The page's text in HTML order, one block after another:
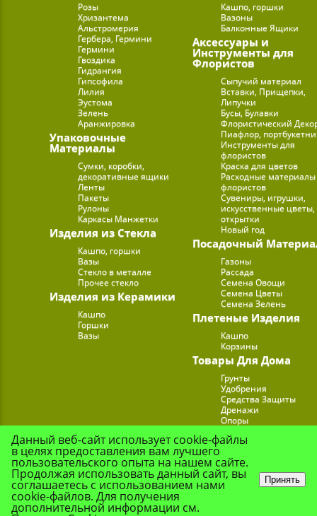
Розы
Хризантема
Альстромерия
Гербера, Гермини
Гермини
Гвоздика
Гидрангия
Гипсофила
Лилия
Эустома
Зелень
Аранжировка
Упаковочные
Материалы
Сумки, коробки,
декоративные ящики
Ленты
Пакеты
Рулоны
Каркасы Манжетки
Изделия из Стекла
Кашпо, горшки
Вазы
Стекло в металле
Прочее стекло
Изделия из Керамики
Кашпо
Горшки
Вазы
Кашпо, горшки
Вазоны
Балконные Ящики
Аксессуары и
Инструменты для
Флористов
Сыпучий материал
Вставки, Прищепки,
Липучки
Бусы, Булавки
Флористический
Пиафлор,
Инструменты для
флористов
Краска для цветов
Расходные
флористов
Сувениры, игрушки,
искусственные цветы,
открытки
Новый год
Посадочный
Газоны
Рассада
Семена Овощи
Семена Цветы
Семена Зелень
Плетеные Изделия
Кашпо
Корзины
Товары Для Дома
Грунты
Удобрения
Средства Защиты
Дренажи
Опоры
Подставки для Цветов
Данный веб-сайт использует cookie-файлы
в целях предоставления вам лучшего
пользовательского опыта на нашем сайте.
Продолжая использовать данный сайт, вы
соглашаетесь с использованием нами
cookie-файлов. Для получения
дополнительной информации см.
Принять